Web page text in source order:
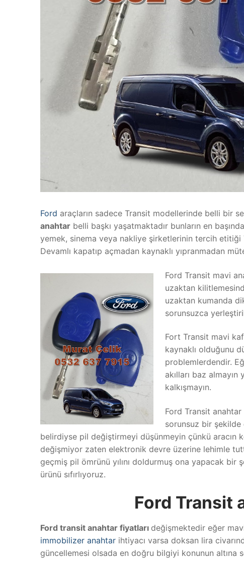
Ford araçların sadece Transit modellerinde belli bir
anahtar belli başkı yaşatmaktadır bunların en
yemek, sinema veya nakliye şirketlerinin tercih
Devamlı kapatıp açmadan kaynaklı yıpranmadan
Ford Transit mavi
uzaktan
uzaktan kumanda
sorunsuzca
Fort Transit mavi
kaynaklı olduğunu
problemlerdendir.
akılları baz
kalkışmayın.
Ford Transit
sorunsuz bir şekilde
belirdiyse pil değiştirmeyi düşünmeyin çünkü aracın
değişmiyor zaten elektronik devre üzerine lehimle
geçmiş pil ömrünü yılını doldurmuş ona yapacak bir
ürünü sıfırlıyoruz.
Ford Transit
Ford transit anahtar fiyatları değişmektedir eğer
immobilizer anahtar ihtiyacı varsa doksan lira
güncellemesi olsada en doğru bilgiyi konunun altına